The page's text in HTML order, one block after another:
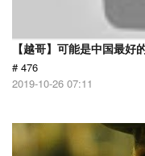
【越哥】可能是中国最好
# 476
2019-10-26 07:11